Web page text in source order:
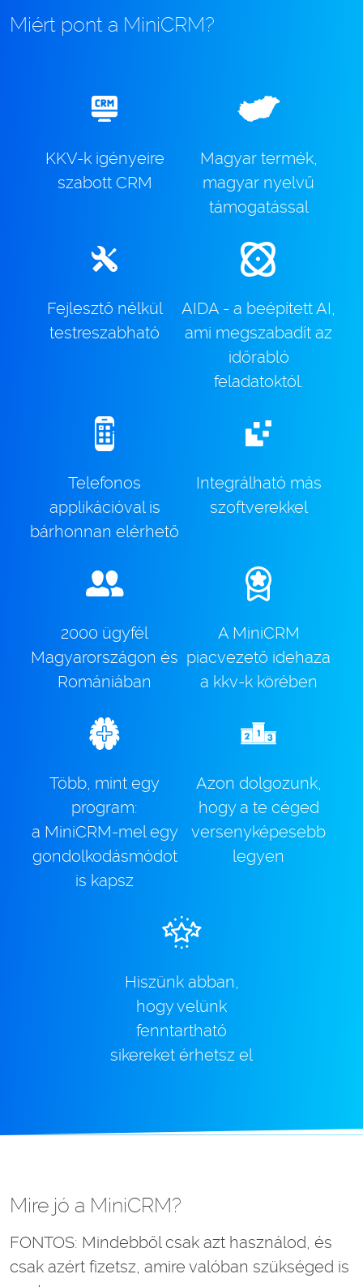
Miért pont a MiniCRM?
KKV-k igényeire
szabott CRM
Magyar termék,
magyar nyelvű
támogatással
Fejlesztő nélkül
testreszabható
AIDA - a beépített AI,
ami megszabadít az
időrabló
feladatoktól.
Telefonos
applikációval is
bárhonnan elérhető
Integrálható más
szoftverekkel
2000 ügyfél
Magyarországon és
Romániában
A MiniCRM
piacvezető idehaza
a kkv-k körében
Több, mint egy
program:
a MiniCRM-mel egy
gondolkodásmódot
is kapsz
Azon dolgozunk,
hogy a te céged
versenyképesebb
legyen
Hiszünk abban,
hogy velünk
fenntartható
sikereket érhetsz el
Mire jó a MiniCRM?
FONTOS: Mindebből csak azt használod, és
csak azért fizetsz, amire valóban szükséged is